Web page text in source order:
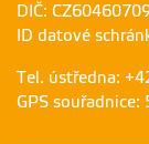
DIČ:
ID datové
Tel. ústředna:
GPS